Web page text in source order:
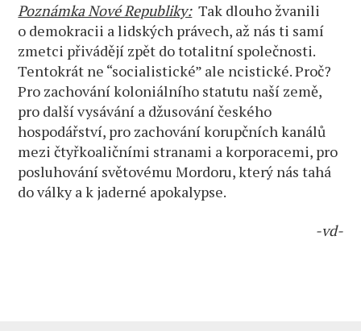
Poznámka Nové Republiky: Tak dlouho žvanili
o demokracii a lidských právech, až nás ti samí
zmetci přivádějí zpět do totalitní společnosti.
Tentokrát ne “socialistické” ale ncistické. Proč?
Pro zachování koloniálního statutu naší země,
pro další vysávání a džusování českého
hospodářství, pro zachování korupčních kanálů
mezi čtyřkoaličními stranami a korporacemi, pro
posluhování světovému Mordoru, který nás tahá
do války a k jaderné apokalypse.
-vd-